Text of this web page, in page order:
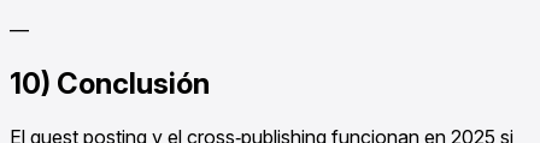
—
10) Conclusión
El guest posting y el cross‑publishing funcionan en 2025 si